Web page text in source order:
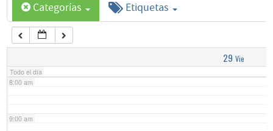
Categorías Etiquetas
29 Vie
Todo el día
6:00 am
7:00 am
8:00 am
9:00 am